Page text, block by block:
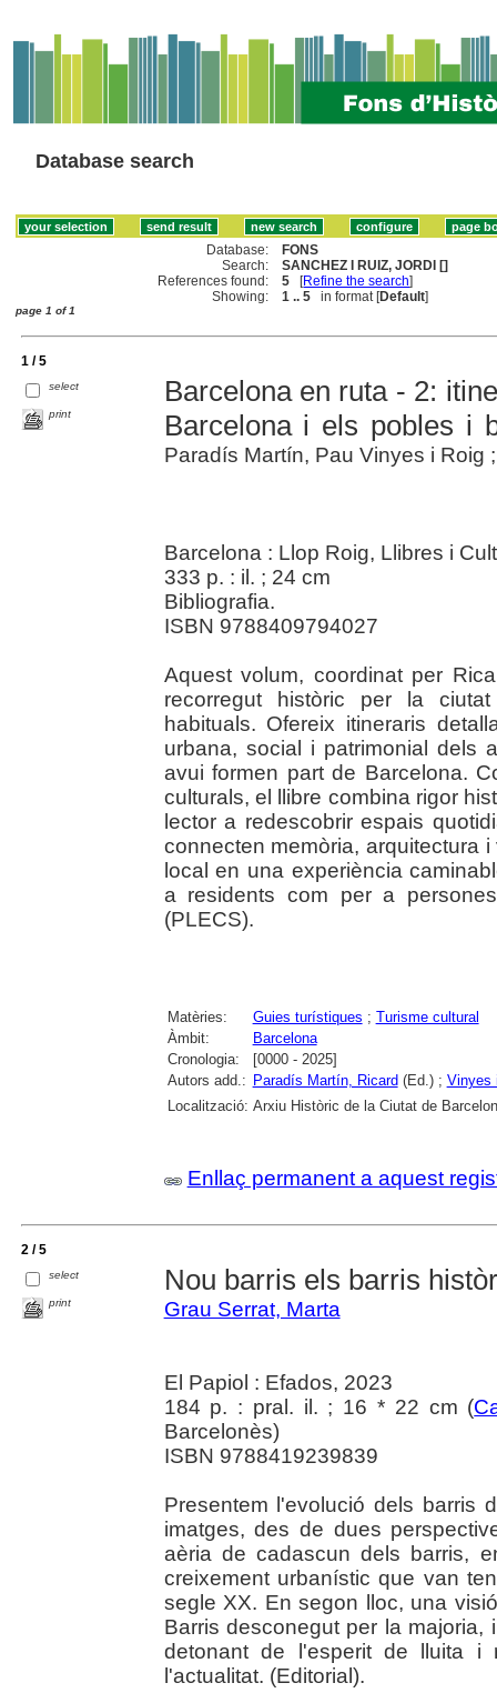
Database search
Database:
FONS
Search:
SANCHEZ I RUIZ, JORDI []
References found:
5 [Refine the search]
Showing:
1 .. 5 in format [Default]
page 1 of 1
1 / 5
select
print
Barcelona en ruta - 2:
Barcelona i els pobles i
Paradís Martín, Pau Vinyes i Roig
Barcelona : Llop Roig, Llibres i
333 p. : il. ; 24 cm
Bibliografia.
ISBN 9788409794027
Aquest volum, coordinat per
recorregut històric per la
habituals. Ofereix itineraris
urbana, social i patrimonial dels
avui formen part de Barcelona.
culturals, el llibre combina rigor
lector a redescobrir espais
connecten memòria, arquitectura
local en una experiència
a residents com per a
(PLECS).
Matèries: Guies turístiques ; Turisme cultural
Àmbit:
Barcelona
Cronologia:
[0000 - 2025]
Autors add.: Paradís Martín, Ricard (Ed.) ; Vinyes
Localització: Arxiu Històric de la Ciutat de
Enllaç permanent a aquest
2 / 5
select
print
Nou barris els barris
Grau Serrat, Marta
El Papiol : Efados, 2023
184 p. : pral. il. ; 16 * 22 cm (
Barcelonès)
ISBN 9788419239839
Presentem l'evolució dels barris
imatges, des de dues
aèria de cadascun dels barris,
creixement urbanístic que van
segle XX. En segon lloc, una
Barris desconegut per la
detonant de l'esperit de lluita i
l'actualitat. (Editorial).